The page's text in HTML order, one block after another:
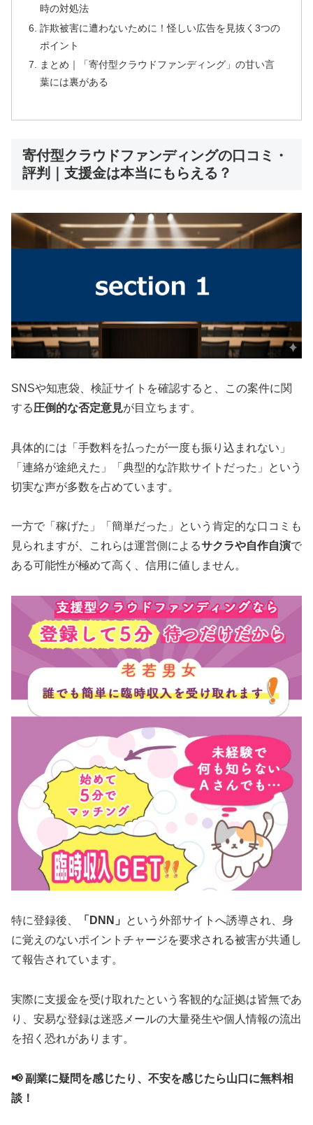
時の対処法
詐欺被害に遭わないために！怪しい広告を見抜く3つの
ポイント
まとめ｜「寄付型クラウドファンディング」の甘い言
葉には裏がある
寄付型クラウドファンディングの口コミ・
評判｜支援金は本当にもらえる？
SNSや知恵袋、検証サイトを確認すると、この案件に関
する圧倒的な否定意見が目立ちます。
具体的には「手数料を払ったが一度も振り込まれない」
「連絡が途絶えた」「典型的な詐欺サイトだった」という
切実な声が多数を占めています。
一方で「稼げた」「簡単だった」という肯定的な口コミも
見られますが、これらは運営側によるサクラや自作自演で
ある可能性が極めて高く、信用に値しません。
特に登録後、 「DNN」
という外部サイトへ誘導され、身
に覚えのないポイントチャージを要求される被害が共通し
て報告されています。
実際に支援金を受け取れたという客観的な証拠は皆無であ
り、安易な登録は迷惑メールの大量発生や個人情報の流出
を招く恐れがあります。
📢 副業に疑問を感じたり、不安を感じたら山口に無料相
談！